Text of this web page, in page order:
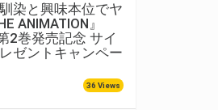
染と興味本位でヤ
ANIMATION』
2巻発売記念 サイ
ゼントキャンペー
36 Views